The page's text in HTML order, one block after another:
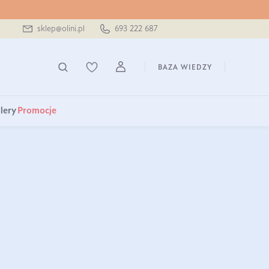
sklep@olini.pl 693 222 687
BAZA WIEDZY
Promocje